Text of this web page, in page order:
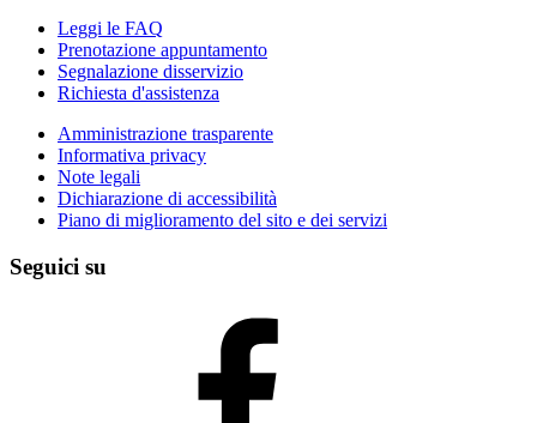
Leggi le FAQ
Prenotazione appuntamento
Segnalazione disservizio
Richiesta d'assistenza
Amministrazione trasparente
Informativa privacy
Note legali
Dichiarazione di accessibilità
Piano di miglioramento del sito e dei servizi
Seguici su